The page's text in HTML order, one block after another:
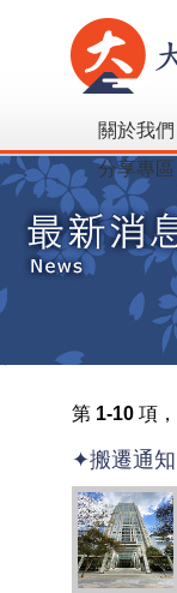
關於我們
分享專區
第 1-10 項
✦搬遷通